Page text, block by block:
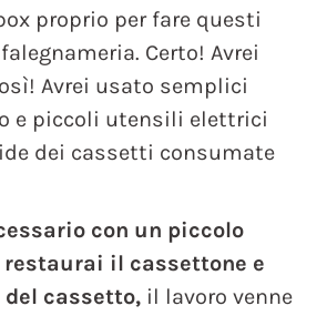
proprio per fare questi
Certo! Avrei
Avrei usato semplici
e piccoli utensili elettrici
dei cassetti consumate
con un piccolo
il cassettone e
cassetto, il lavoro venne